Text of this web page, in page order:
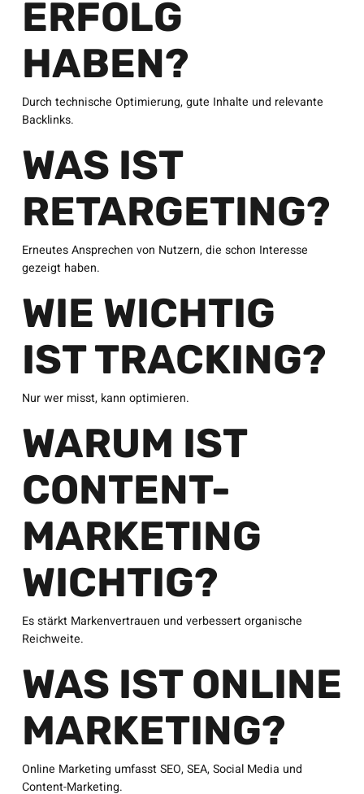
ERFOLG
HABEN?
Durch technische Optimierung, gute Inhalte und relevante
Backlinks.
WAS IST
RETARGETING?
Erneutes Ansprechen von Nutzern, die schon Interesse
gezeigt haben.
WIE WICHTIG
IST TRACKING?
Nur wer misst, kann optimieren.
WARUM IST
CONTENT-
MARKETING
WICHTIG?
Es stärkt Markenvertrauen und verbessert organische
Reichweite.
WAS IST ONLINE
MARKETING?
Online Marketing umfasst SEO, SEA, Social Media und
Content-Marketing.